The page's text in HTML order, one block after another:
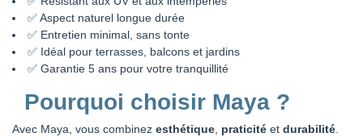
✅ Aspect naturel longue durée
✅ Entretien minimal, sans tonte
✅ Idéal pour terrasses, balcons et jardins
✅ Garantie 5 ans pour votre tranquillité
Pourquoi choisir Maya ?
Avec Maya, vous combinez esthétique, praticité et durabilité.